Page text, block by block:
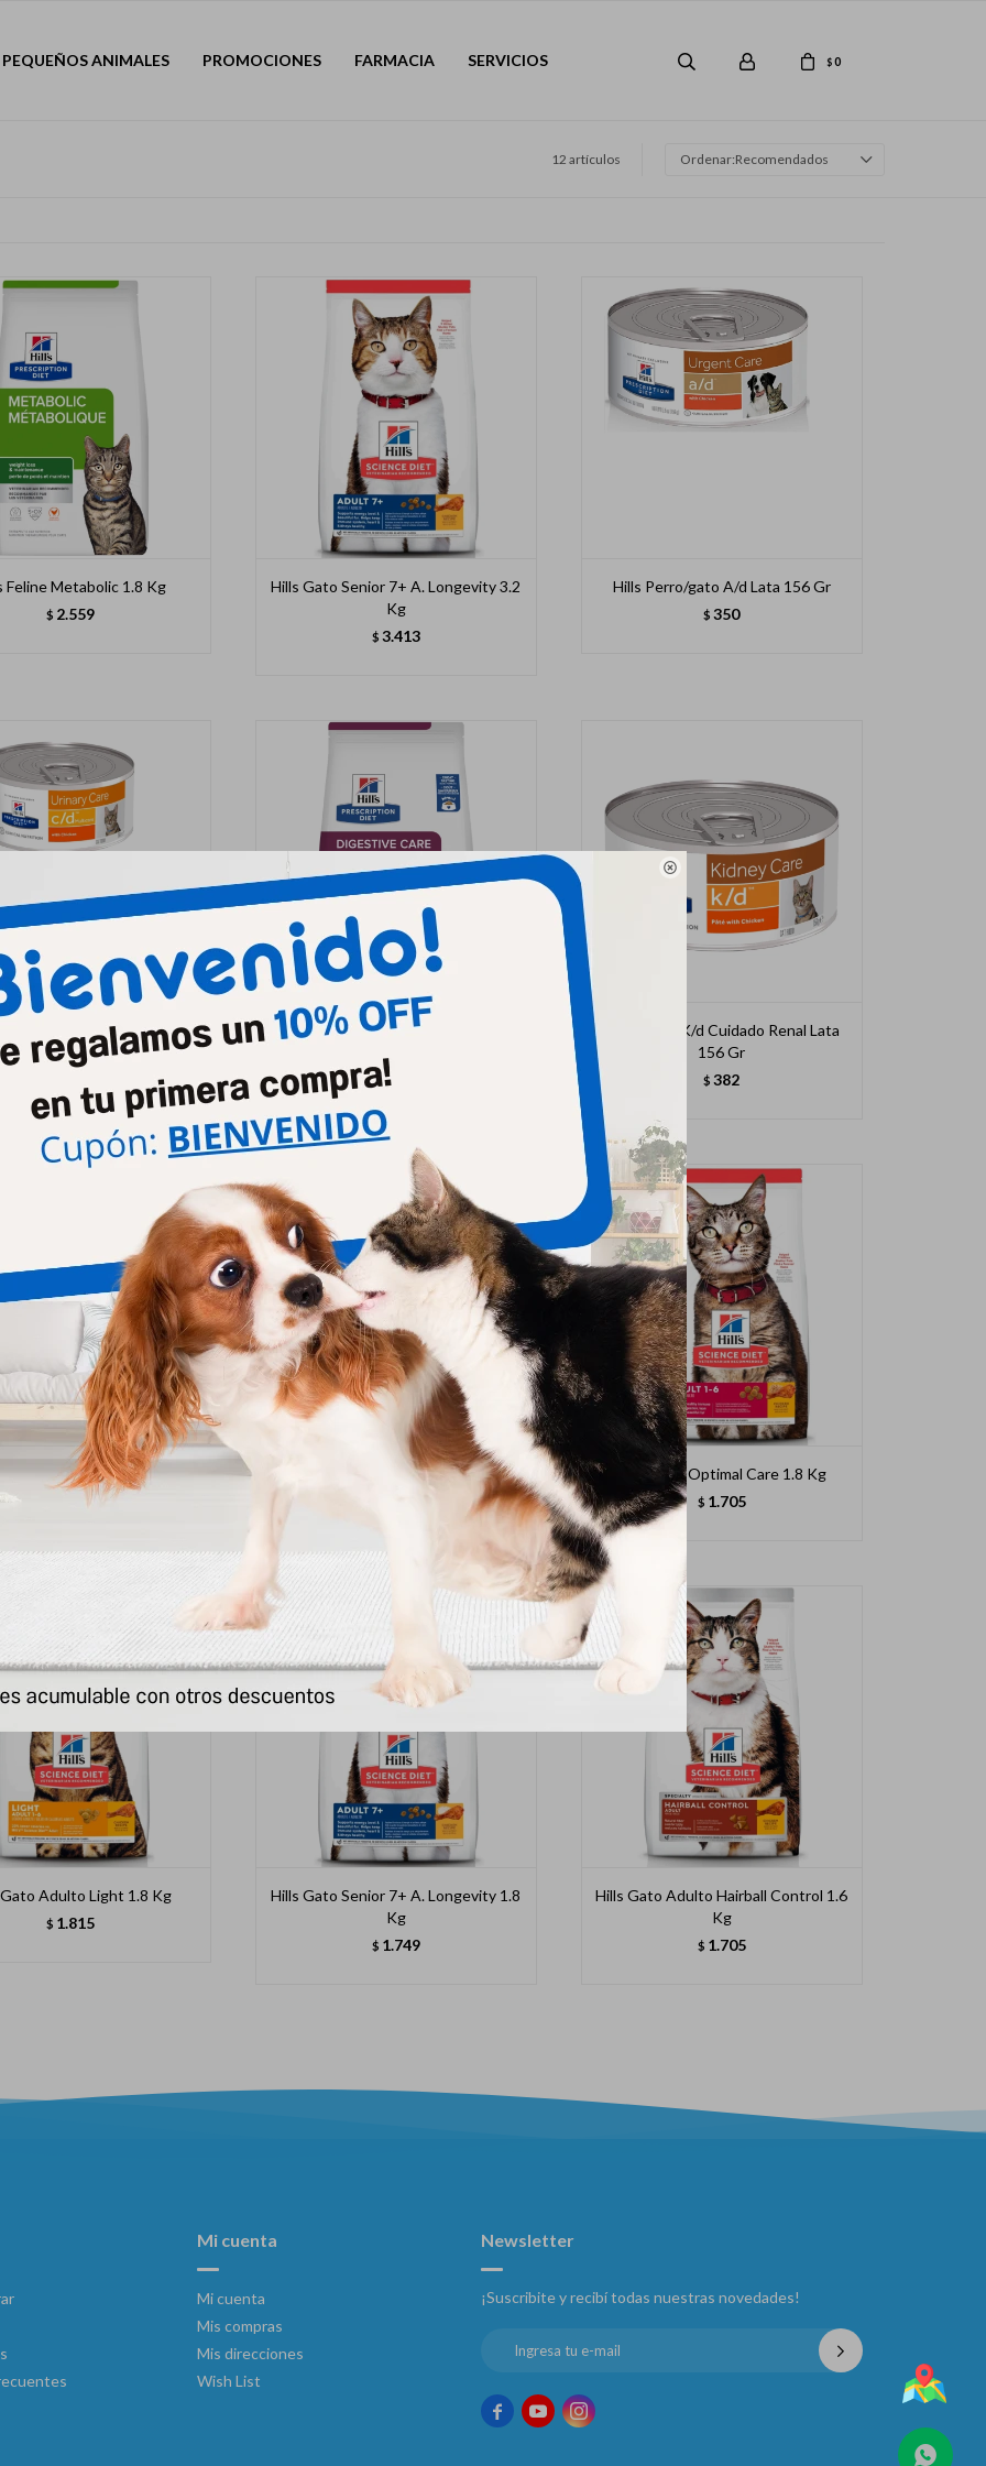

PEQUEÑOS ANIMALES PROMOCIONES FARMACIA SERVICIOS $0
12 artículos Recomendados
Feline Metabolic 1.8 Kg
$ 2.559
Hills Gato Senior 7+ A. Longevity 3.2
Kg
$ 3.413
Hills Perro/gato A/d Lata 156 Gr
$ 350
C/d Urinary Care Lata 156
Gr
Hills Feline I/d Cuidado Digestiva 1.8
$ 2.409
Hills Feline K/d Cuidado Renal Lata
156 Gr
$ 382
K/d Cuidado Renal 1.8 Kg
2.409
Hills Gatito 1.6 Kg Hills Gato Optimal Care 1.8 Kg
$ 1.705
Adulto Light 1.8 Kg
$ 1.815
Hills Gato Senior 7+ A. Longevity 1.8
Kg
$ 1.749
Hills Gato Adulto Hairball Control 1.6
Kg
$ 1.705
Mi cuenta
Mi cuenta
Mis compras
Mis direcciones
Wish List
Newsletter
¡Suscribite y recibí todas nuestras novedades!
  